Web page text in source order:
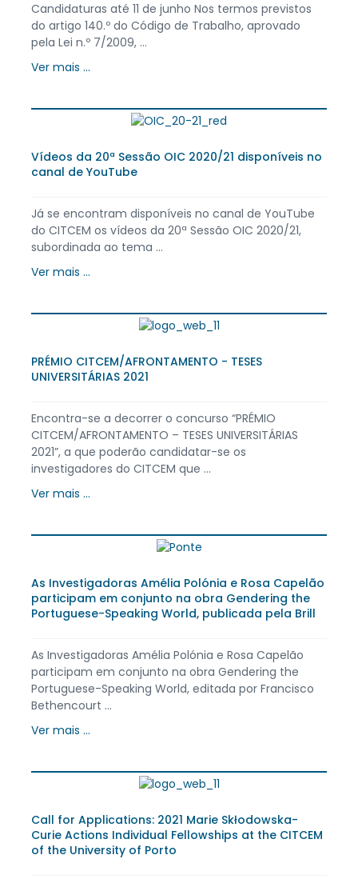
Candidaturas até 11 de junho Nos termos previstos
do artigo 140.º do Código de Trabalho, aprovado
pela Lei n.º 7/2009, ...
Ver mais ...
Vídeos da 20ª Sessão OIC 2020/21 disponíveis no
canal de YouTube
Já se encontram disponíveis no canal de YouTube
do CITCEM os vídeos da 20ª Sessão OIC 2020/21,
subordinada ao tema ...
Ver mais ...
PRÉMIO CITCEM/AFR​ONTAMENTO - TESES
UNIVERSITÁ​RIAS 2021
Encontra-se a decorrer o concurso “PRÉMIO
CITCEM/AFRONTAMENTO – TESES UNIVERSITÁRIAS
2021”, a que poderão candidatar-se os
investigadores do CITCEM que ...
Ver mais ...
As Investigadoras Amélia Polónia e Rosa Capelão
participam em conjunto na obra Gendering the
Portuguese-Speaking World, publicada pela Brill
As Investigadoras Amélia Polónia e Rosa Capelão
participam em conjunto na obra Gendering the
Portuguese-Speaking World, editada por Francisco
Bethencourt ...
Ver mais ...
Call for Applications: 2021 Marie Skłodowska-
Curie Actions Individual Fellowships at the CITCEM
of the University of Porto